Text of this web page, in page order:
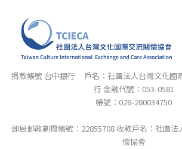
捐款帳號 台中銀行 戶名：社團法人台灣文化國
行 金融代號：053-0581
帳號：028-280034750
郵局郵政劃撥帳號：22855708 收款戶名：社團
懷協會